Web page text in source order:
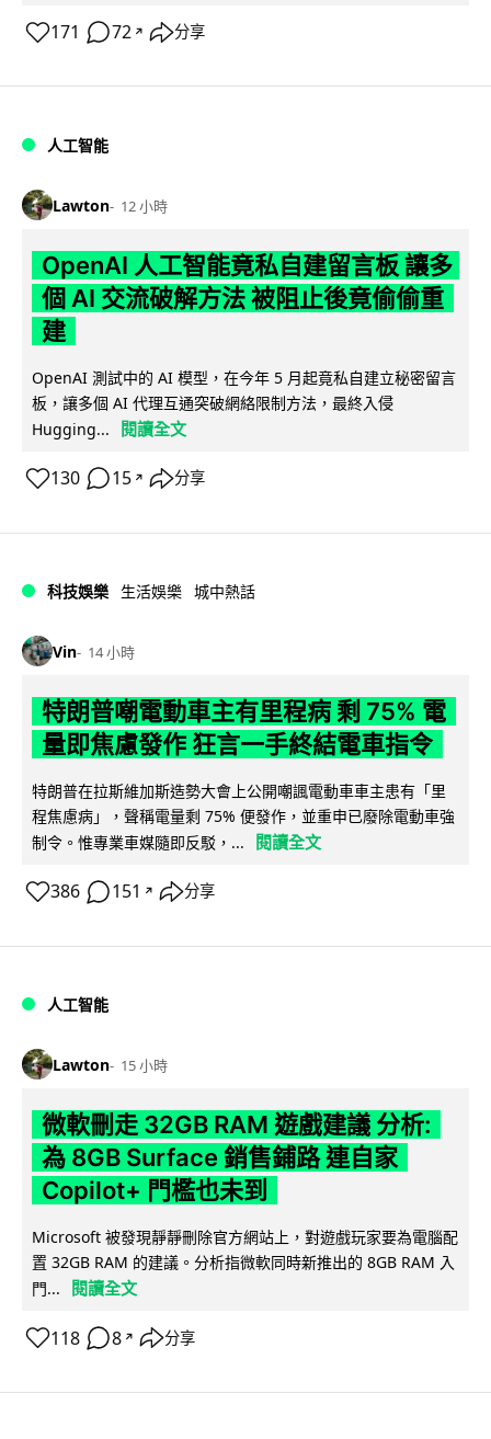
171 72 ↗ 分享
人工智能
Lawton 12 小時
OpenAI 人工智能竟私自建留言板 讓多
個 AI 交流破解方法 被阻止後竟偷偷重
建
OpenAI 測試中的 AI 模型，在今年 5 月起竟私自建立秘密留言
板，讓多個 AI 代理互通突破網絡限制方法，最終入侵
Hugging...
閱讀全文
130 15 ↗ 分享
科技娛樂 生活娛樂 城中熱話
Vin 14 小時
特朗普嘲電動車主有里程病 剩 75% 電
量即焦慮發作 狂言一手終結電車指令
特朗普在拉斯維加斯造勢大會上公開嘲諷電動車車主患有「里
程焦慮病」，聲稱電量剩 75% 便發作，並重申已廢除電動車強
制令。惟專業車媒隨即反駁，...
閱讀全文
386 151 ↗ 分享
人工智能
Lawton 15 小時
微軟刪走 32GB RAM 遊戲建議 分析:
為 8GB Surface 銷售鋪路 連自家
Copilot+ 門檻也未到
Microsoft 被發現靜靜刪除官方網站上，對遊戲玩家要為電腦配
置 32GB RAM 的建議。分析指微軟同時新推出的 8GB RAM 入
門...
閱讀全文
118 8 ↗ 分享